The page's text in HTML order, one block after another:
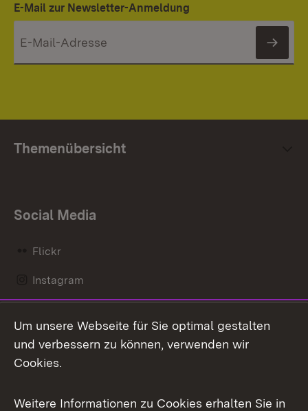
E-Mail zur Newsletter-Anmeldung
Themenübersicht
Social Media
Flickr
Instagram
Mastodon
Messenger
Social Wall
Um unsere Webseite für Sie optimal gestalten
und verbessern zu können, verwenden wir
Cookies.
Weitere Informationen zu Cookies erhalten Sie in